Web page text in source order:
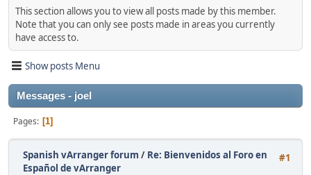
This section allows you to view all posts made by this member.
Note that you can only see posts made in areas you currently
have access to.
Show posts Menu
Messages - joel
Pages 1
#1
Spanish vArranger forum / Re: Bienvenidos al Foro en
Español de vArranger